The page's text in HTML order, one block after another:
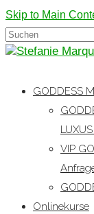
Skip to Main
Suchen
nach:
GODDESS
VIP
Onlinekurse